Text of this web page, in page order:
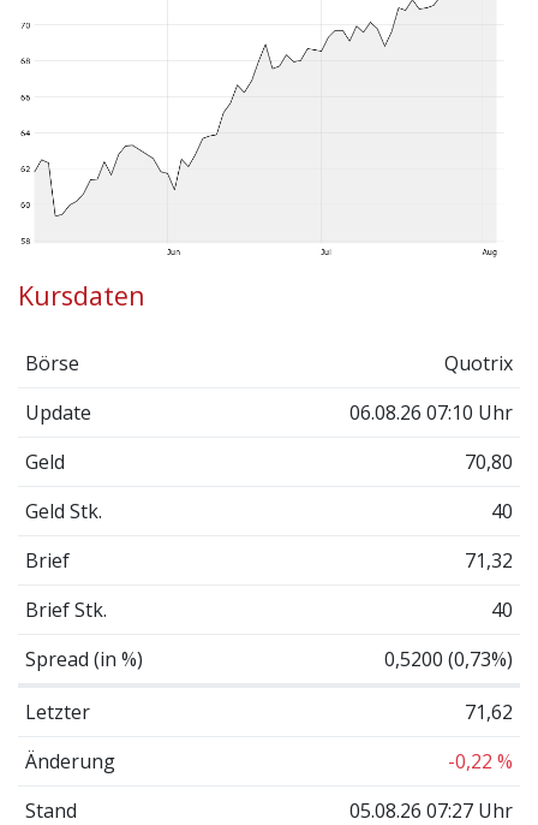
Kursdaten
Börse
Quotrix
Update
06.08.26 07:10 Uhr
Geld
70,80
Geld Stk.
40
Brief
71,32
Brief Stk.
40
Spread (in %)
0,5200 (0,73%)
Letzter
71,62
Änderung
-0,22 %
Stand
05.08.26 07:27 Uhr